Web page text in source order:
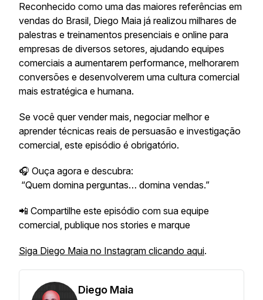
Reconhecido como uma das maiores referências em
vendas do Brasil, Diego Maia já realizou milhares de
palestras e treinamentos presenciais e online para
empresas de diversos setores, ajudando equipes
comerciais a aumentarem performance, melhorarem
conversões e desenvolverem uma cultura comercial
mais estratégica e humana.
Se você quer vender mais, negociar melhor e
aprender técnicas reais de persuasão e investigação
comercial, este episódio é obrigatório.
🎧 Ouça agora e descubra:
“Quem domina perguntas… domina vendas.”
📲 Compartilhe este episódio com sua equipe
comercial, publique nos stories e marque
Siga Diego Maia no Instagram clicando aqui.
Diego Maia